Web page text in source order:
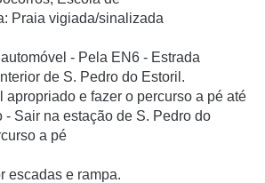
Praia vigiada/sinalizada
- Pela EN6 - Estrada
de S. Pedro do Estoril.
apropriado e fazer o percurso a pé até
- Sair na estação de S. Pedro do
a pé
escadas e rampa.